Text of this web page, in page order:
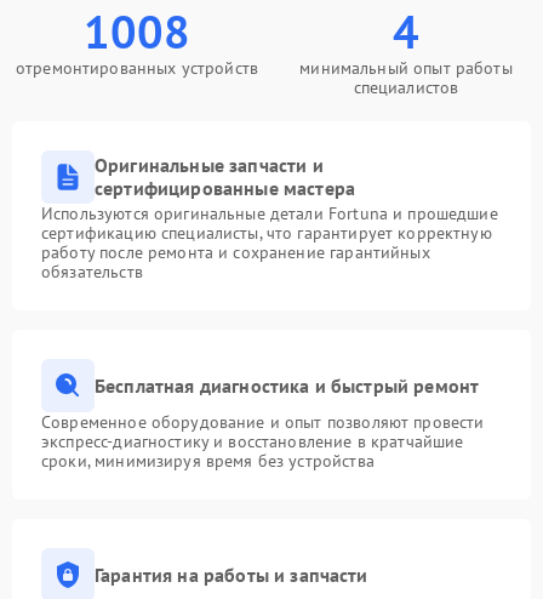
1008
отремонтированных устройств
4
минимальный опыт работы
специалистов
Оригинальные запчасти и
сертифицированные мастера
Используются оригинальные детали Fortuna и прошедшие
сертификацию специалисты, что гарантирует корректную
работу после ремонта и сохранение гарантийных
обязательств
Бесплатная диагностика и быстрый ремонт
Современное оборудование и опыт позволяют провести
экспресс-диагностику и восстановление в кратчайшие
сроки, минимизируя время без устройства
Гарантия на работы и запчасти